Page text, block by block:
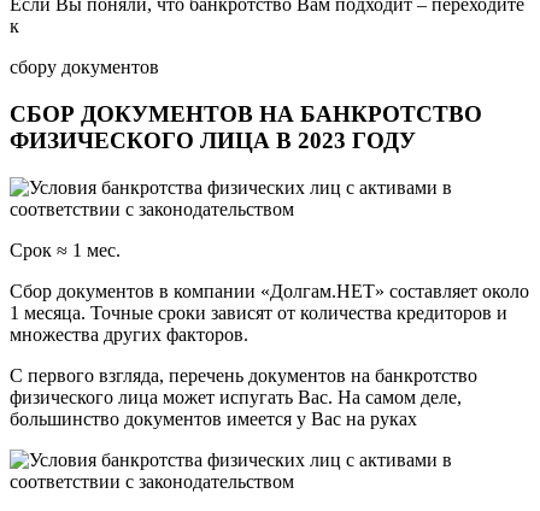
Если Вы поняли, что банкротство Вам подходит – переходите
к
сбору документов
СБОР ДОКУМЕНТОВ НА БАНКРОТСТВО
ФИЗИЧЕСКОГО ЛИЦА В 2023 ГОДУ
Срок ≈ 1 мес.
Сбор документов в компании «Долгам.НЕТ» составляет около
1 месяца. Точные сроки зависят от количества кредиторов и
множества других факторов.
С первого взгляда, перечень документов на банкротство
физического лица может испугать Вас. На самом деле,
большинство документов имеется у Вас на руках